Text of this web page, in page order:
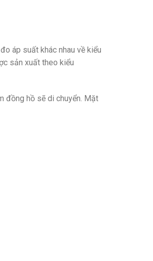
áp suất khác nhau về kiểu
sản xuất theo kiểu
đồng hồ sẽ di chuyển. Mặt